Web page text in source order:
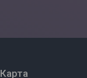
Карта